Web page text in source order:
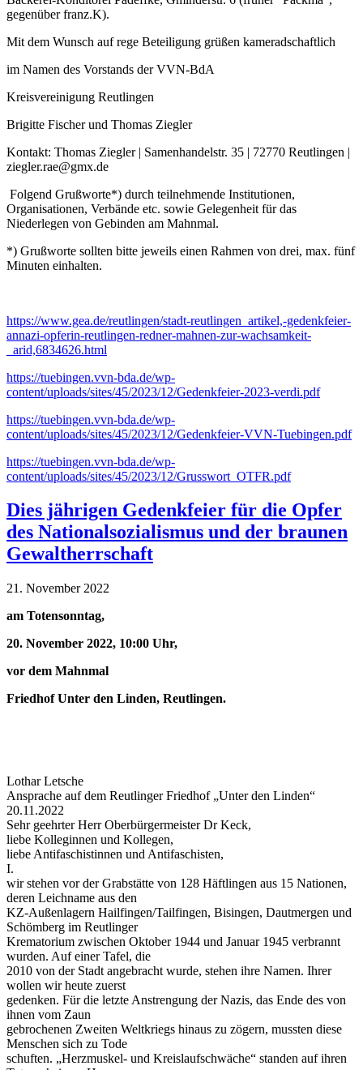
gegenüber franz.K).
Mit dem Wunsch auf rege Beteiligung grüßen kameradschaftlich
im Namen des Vorstands der VVN-BdA
Kreisvereinigung Reutlingen
Brigitte Fischer und Thomas Ziegler
Kontakt: Thomas Ziegler | Samenhandelstr. 35 | 72770 Reutlingen |
ziegler.rae@gmx.de
Folgend Grußworte*) durch teilnehmende Institutionen,
Organisationen, Verbände etc. sowie Gelegenheit für das
Niederlegen von Gebinden am Mahnmal.
*) Grußworte sollten bitte jeweils einen Rahmen von drei, max. fünf
Minuten einhalten.
https://www.gea.de/reutlingen/stadt-reutlingen_artikel,-gedenkfeier-
annazi-opferin-reutlingen-redner-mahnen-zur-wachsamkeit-
_arid,6834626.html
https://tuebingen.vvn-bda.de/wp-
content/uploads/sites/45/2023/12/Gedenkfeier-2023-verdi.pdf
https://tuebingen.vvn-bda.de/wp-
content/uploads/sites/45/2023/12/Gedenkfeier-VVN-Tuebingen.pdf
https://tuebingen.vvn-bda.de/wp-
content/uploads/sites/45/2023/12/Grusswort_OTFR.pdf
Dies jährigen Gedenkfeier für die Opfer
des Nationalsozialismus und der braunen
Gewaltherrschaft
21. November 2022
am Totensonntag,
20. November 2022, 10:00 Uhr,
vor dem Mahnmal
Friedhof Unter den Linden, Reutlingen.
Lothar Letsche
Ansprache auf dem Reutlinger Friedhof „Unter den Linden“
20.11.2022
Sehr geehrter Herr Oberbürgermeister Dr Keck,
liebe Kolleginnen und Kollegen,
liebe Antifaschistinnen und Antifaschisten,
I.
wir stehen vor der Grabstätte von 128 Häftlingen aus 15 Nationen,
deren Leichname aus den
KZ-Außenlagern Hailfingen/Tailfingen, Bisingen, Dautmergen und
Schömberg im Reutlinger
Krematorium zwischen Oktober 1944 und Januar 1945 verbrannt
wurden. Auf einer Tafel, die
2010 von der Stadt angebracht wurde, stehen ihre Namen. Ihrer
wollen wir heute zuerst
gedenken. Für die letzte Anstrengung der Nazis, das Ende des von
ihnen vom Zaun
gebrochenen Zweiten Weltkriegs hinaus zu zögern, mussten diese
Menschen sich zu Tode
schuften. „Herzmuskel- und Kreislaufschwäche“ standen auf ihren